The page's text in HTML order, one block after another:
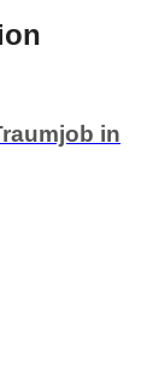
in